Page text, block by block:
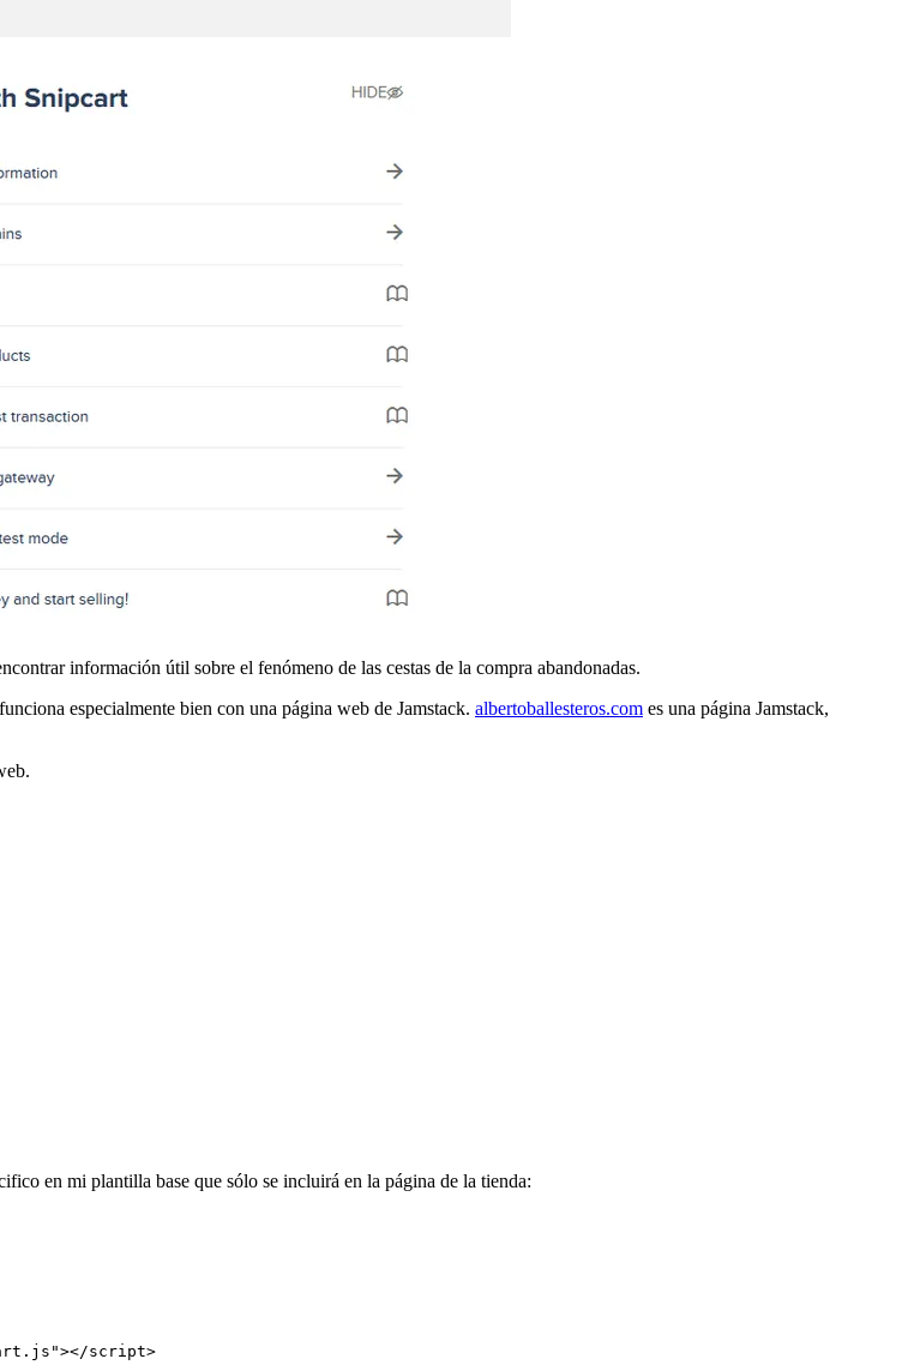
información útil sobre el fenómeno de las cestas de la compra abandonadas.
especialmente bien con una página web de Jamstack. albertoballesteros.com es una página Jamstack,
en mi plantilla base que sólo se incluirá en la página de la tienda:
"></script>